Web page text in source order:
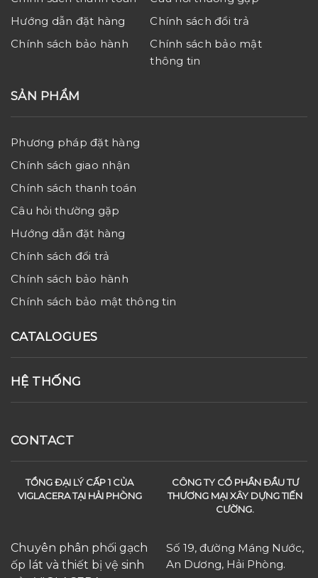
Hướng dẫn đặt hàng
Chính sách đổi trả
Chính sách bảo hành
Chính sách bảo mật
thông tin
SẢN PHẨM
Phương pháp đặt hàng
Chính sách giao nhận
Chính sách thanh toán
Câu hỏi thường gặp
Hướng dẫn đặt hàng
Chính sách đổi trả
Chính sách bảo hành
Chính sách bảo mật thông tin
CATALOGUES
HỆ THỐNG
CONTACT
TỔNG ĐẠI LÝ CẤP 1 CỦA
VIGLACERA TẠI HẢI PHÒNG
Chuyên phân phối gạch
ốp lát và thiết bị vệ sinh
CÔNG TY CỔ PHẦN ĐẦU TƯ
THƯƠNG MẠI XÂY DỰNG TIẾN
CƯỜNG.
Số 19, đường Máng Nước,
An Dương, Hải Phòng.